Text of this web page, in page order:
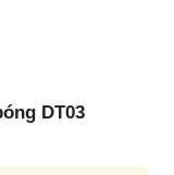
DT03